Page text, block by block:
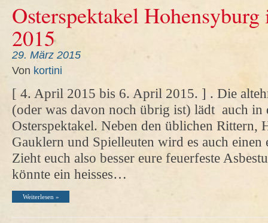
Osterspektakel
2015
29. März 2015
Von kortini
[ 4. April 2015 bis 6. April 2015. ] . Die
(oder was davon noch übrig ist) lädt auch in
Osterspektakel. Neben den üblichen Rittern,
Gauklern und Spielleuten wird es auch einen
Zieht euch also besser eure feuerfeste
könnte ein heisses…
Weiterlesen »